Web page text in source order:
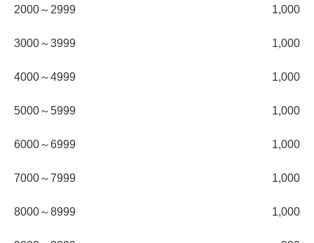
2000～2999 1,000
3000～3999 1,000
4000～4999 1,000
5000～5999 1,000
6000～6999 1,000
7000～7999 1,000
8000～8999 1,000